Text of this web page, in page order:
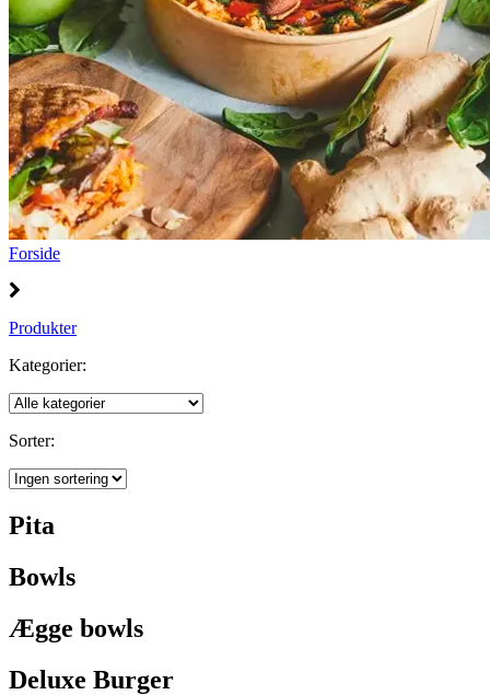
Forside
Produkter
Kategorier:
Sorter:
Pita
Bowls
Ægge bowls
Deluxe Burger